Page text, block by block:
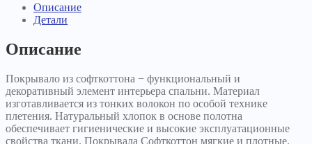
Описание
Детали
Описание
Покрывало из софткоттона − функциональный и
декоративный элемент интерьера спальни. Материал
изготавливается из тонких волокон по особой технике
плетения. Натуральный хлопок в основе полотна
обеспечивает гигиенические и высокие эксплуатационные
свойства ткани. Покрывала Софткоттон мягкие и плотные.